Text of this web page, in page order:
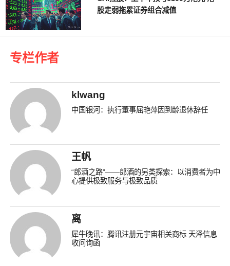
股走弱拖累证券组合减值
专栏作者
klwang
中国银河：执行董事屈艳萍因到龄退休辞任
王帆
“郎酒之路”——郎酒的另类探索：以消费者为中
心提供极致服务与极致品质
离
犀牛晚讯：腾讯注册元宇宙相关商标 天泽信息
收问询函